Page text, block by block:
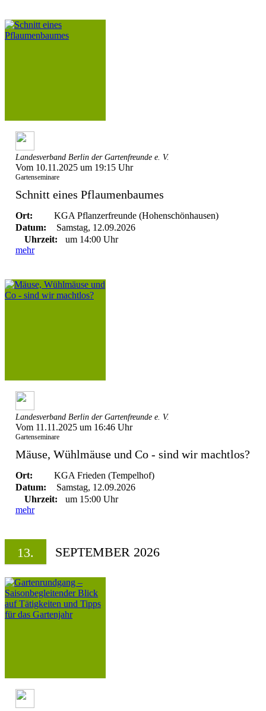
Landesverband Berlin der Gartenfreunde e. V.
Vom 10.11.2025 um 19:15 Uhr
Gartenseminare
Schnitt eines Pflaumenbaumes
Ort:
KGA Pflanzerfreunde (Hohenschönhausen)
Datum:
Samstag, 12.09.2026
Uhrzeit:
um 14:00 Uhr
mehr
Landesverband Berlin der Gartenfreunde e. V.
Vom 11.11.2025 um 16:46 Uhr
Gartenseminare
Mäuse, Wühlmäuse und Co - sind wir machtlos?
Ort:
KGA Frieden (Tempelhof)
Datum:
Samstag, 12.09.2026
Uhrzeit:
um 15:00 Uhr
mehr
13. SEPTEMBER 2026